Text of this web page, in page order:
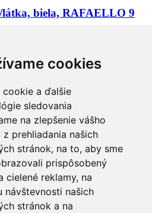
cookies
cookie a ďalšie
sledovania
na zlepšenie vášho
z prehliadania našich
stránok, na to, aby sme
prispôsobený
cielené reklamy, na
návštevnosti našich
stránok a na
biela, RAFAELLO 9
tovaru